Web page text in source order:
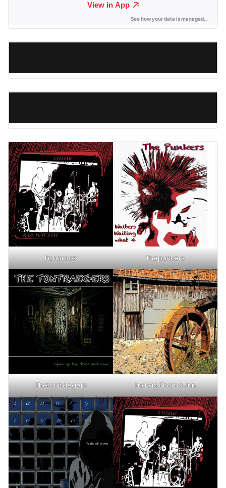
Fishbrook Thepunkers
Thetontraegers Ludwig Thoma Jun